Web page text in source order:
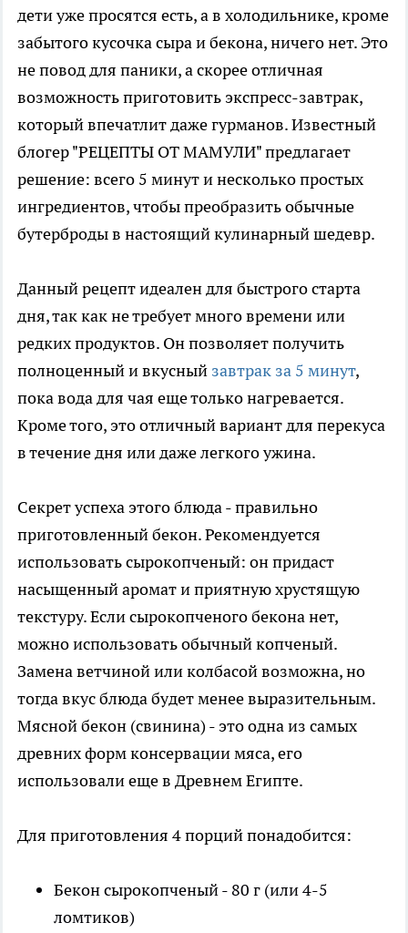
дети уже просятся есть, а в холодильнике, кроме
забытого кусочка сыра и бекона, ничего нет. Это
не повод для паники, а скорее отличная
возможность приготовить экспресс-завтрак,
который впечатлит даже гурманов. Известный
блогер "РЕЦЕПТЫ ОТ МАМУЛИ" предлагает
решение: всего 5 минут и несколько простых
ингредиентов, чтобы преобразить обычные
бутерброды в настоящий кулинарный шедевр.
Данный рецепт идеален для быстрого старта
дня, так как не требует много времени или
редких продуктов. Он позволяет получить
полноценный и вкусный завтрак за 5 минут,
пока вода для чая еще только нагревается.
Кроме того, это отличный вариант для перекуса
в течение дня или даже легкого ужина.
Секрет успеха этого блюда - правильно
приготовленный бекон. Рекомендуется
использовать сырокопченый: он придаст
насыщенный аромат и приятную хрустящую
текстуру. Если сырокопченого бекона нет,
можно использовать обычный копченый.
Замена ветчиной или колбасой возможна, но
тогда вкус блюда будет менее выразительным.
Мясной бекон (свинина) - это одна из самых
древних форм консервации мяса, его
использовали еще в Древнем Египте.
Для приготовления 4 порций понадобится:
Бекон сырокопченый - 80 г (или 4-5
ломтиков)